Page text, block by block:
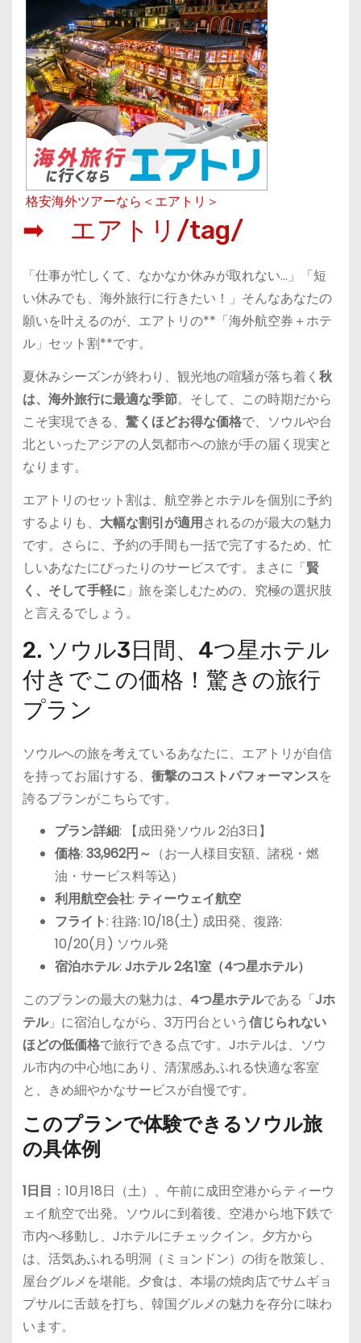
格安海外ツアーなら＜エアトリ＞
➡ エアトリ/tag/
「仕事が忙しくて、なかなか休みが取れない…」「短
い休みでも、海外旅行に行きたい！」そんなあなたの
願いを叶えるのが、エアトリの**「海外航空券＋ホテ
ル」セット割**です。
夏休みシーズンが終わり、観光地の喧騒が落ち着く 秋
は、海外旅行に最適な季節。そして、この時期だから
こそ実現できる、 驚くほどお得な価格で、ソウルや台
北といったアジアの人気都市への旅が手の届く現実と
なります。
エアトリのセット割は、航空券とホテルを個別に予約
するよりも、 大幅な割引が適用されるのが最大の魅力
です。さらに、予約の手間も一括で完了するため、忙
しいあなたにぴったりのサービスです。まさに「賢
く、そして手軽に 」旅を楽しむための、究極の選択肢
と言えるでしょう。
2. ソウル3日間、4つ星ホテル
付きでこの価格！驚きの旅行
プラン
ソウルへの旅を考えているあなたに、エアトリが自信
を持ってお届けする、 衝撃のコストパフォーマンスを
誇るプランがこちらです。
プラン詳細: 【成田発ソウル 2泊3日】
価格: 33,962円～ （お一人様目安額、諸税・燃
油・サービス料等込）
利用航空会社: ティーウェイ航空
フライト: 往路: 10/18(土) 成田発、復路:
10/20(月) ソウル発
宿泊ホテル: Jホテル 2名1室（4つ星ホテル）
このプランの最大の魅力は、 4つ星ホテルである「Jホ
テル」に宿泊しながら、3万円台という信じられない
ほどの低価格で旅行できる点です。Jホテルは、ソウ
ル市内の中心地にあり、清潔感あふれる快適な客室
と、きめ細やかなサービスが自慢です。
このプランで体験できるソウル旅
の具体例
1日目 ：10月18日（土）、午前に成田空港からティーウ
ェイ航空で出発。ソウルに到着後、空港から地下鉄で
市内へ移動し、Jホテルにチェックイン。夕方から
は、活気あふれる明洞（ミョンドン）の街を散策し、
屋台グルメを堪能。夕食は、本場の焼肉店でサムギョ
プサルに舌鼓を打ち、韓国グルメの魅力を存分に味わ
います。